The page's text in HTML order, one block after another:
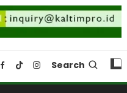
Search